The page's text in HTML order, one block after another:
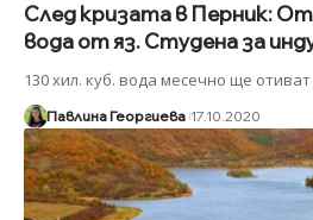
След кризата в Перник:
вода от яз. Студена за
130 хил. куб. вода месечно ще
Павлина Георгиева 17.10.2020